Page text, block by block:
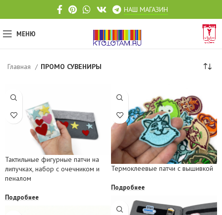
НАШ МАГАЗИН
МЕНЮ
Главная ПРОМО СУВЕНИРЫ
Тактильные фигурные патчи на
липучках, набор с очечником и
пеналом
Подробнее
Термоклеевые патчи с вышивкой
Подробнее